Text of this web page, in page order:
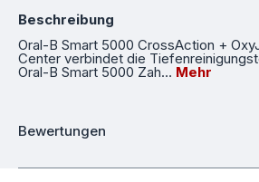
Beschreibung
Oral-B Smart 5000 CrossAction +
Center verbindet die
Oral-B Smart 5000 Zah… Mehr
Bewertungen